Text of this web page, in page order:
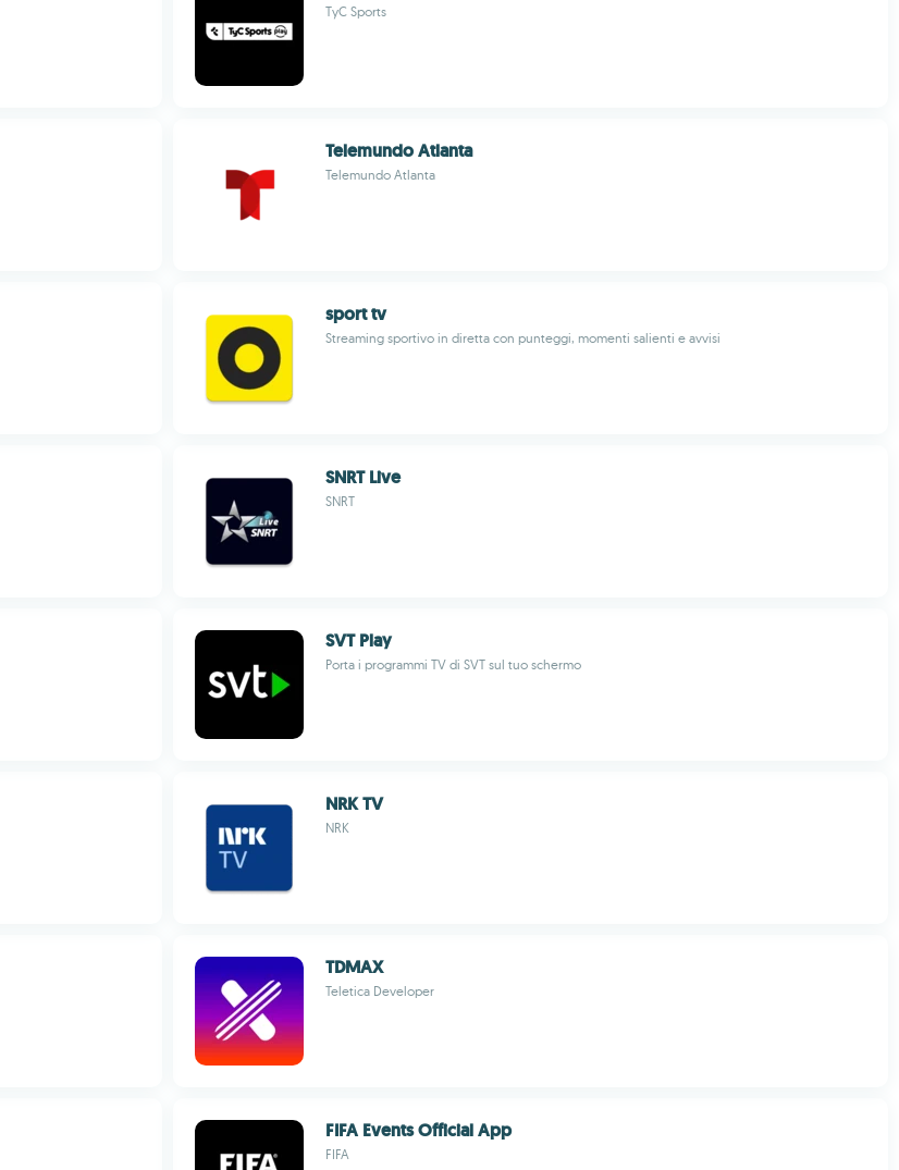
TyC Sports
Telemundo Atlanta
Telemundo Atlanta
sport tv
Streaming sportivo in diretta con punteggi, momenti salienti e avvisi
SNRT Live
SNRT
SVT Play
Porta i programmi TV di SVT sul tuo schermo
NRK TV
NRK
TDMAX
Teletica Developer
FIFA Events Official App
FIFA